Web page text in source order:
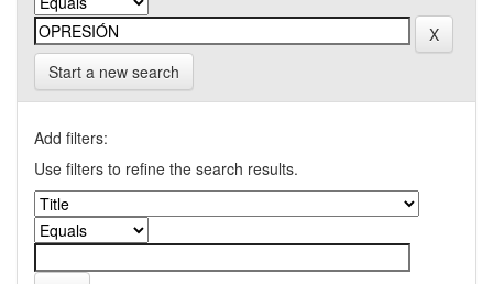
Start a new search
Add filters:
Use filters to refine the search results.